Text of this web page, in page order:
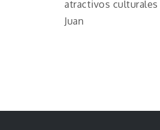
atractivos culturales
Juan